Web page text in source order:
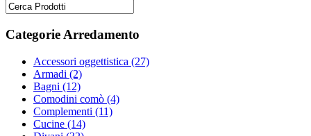
Categorie Arredamento
Accessori oggettistica (27)
Armadi (2)
Bagni (12)
Comodini comò (4)
Complementi (11)
Cucine (14)